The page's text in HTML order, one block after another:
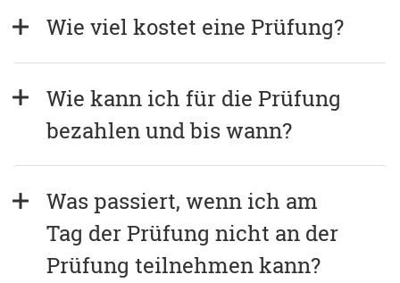
Wie viel kostet eine Prüfung?
Wie kann ich für die Prüfung
bezahlen und bis wann?
Was passiert, wenn ich am
Tag der Prüfung nicht an der
Prüfung teilnehmen kann?